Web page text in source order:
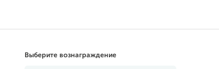
Выберите вознаграждение